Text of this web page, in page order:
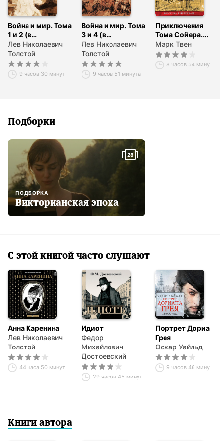
Война и мир. Тома
1 и 2 (в
сокращении)
Лев Николаевич
Толстой
9 часов 30 минут
Война и мир. Тома
З и 4 (в
сокращении)
Лев Николаевич
Толстой
9 часов 51 минута
Приключения
Тома Сойера.
Приключения
Гекльберри
Финна
Марк Твен
8 часов 54 минуты
Подборки
28
ПОДБОРКА
Викторианская эпоха
С этой книгой часто слушают
Анна Каренина
Лев Николаевич
Толстой
44 часа 50 минут
Идиот
Федор
Михайлович
Достоевский
29 часов 45 минут
Портрет Дориана
Грея
Оскар Уайльд
9 часов 46 минут
Книги автора